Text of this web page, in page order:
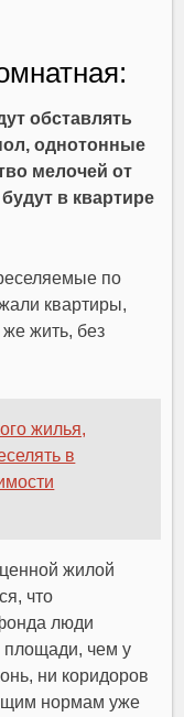
обставлять
однотонные
мелочей от
в квартире
по
квартиры,
жить, без
жилья,
в
жилой
что
люди
чем у
ни коридоров
нормам уже